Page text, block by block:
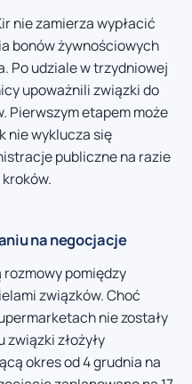
nie zamierza wypłacić
bonów żywnościowych
Po udziale w trzydniowej
upoważnili związki do
Pierwszym etapem może
nie wyklucza się
publiczne na razie
na negocjacje
pomiędzy
związków. Choć
nie zostały
związki złożyły
okres od 4 grudnia na